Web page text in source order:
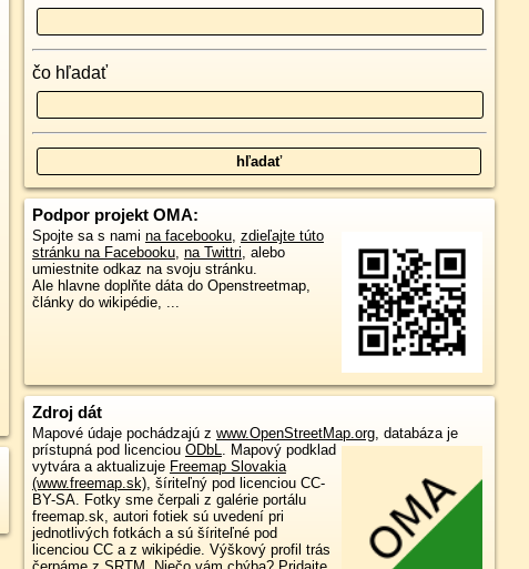
čo hľadať
Podpor projekt OMA:
Spojte sa s nami na facebooku, zdieľajte túto
stránku na Facebooku, na Twittri, alebo
umiestnite odkaz na svoju stránku.
Ale hlavne doplňte dáta do Openstreetmap,
články do wikipédie, ...
Zdroj dát
Mapové údaje pochádzajú z www.OpenStreetMap.org, databáza je
prístupná pod licenciou ODbL. Mapový podklad
vytvára a aktualizuje Freemap Slovakia
(www.freemap.sk), šíriteľný pod licenciou CC-
BY-SA. Fotky sme čerpali z galérie portálu
freemap.sk, autori fotiek sú uvedení pri
jednotlivých fotkách a sú šíriteľné pod
licenciou CC a z wikipédie. Výškový profil trás